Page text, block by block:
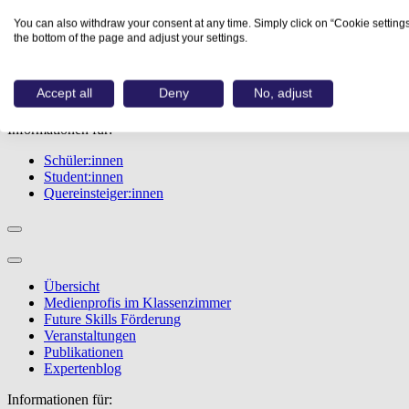
Übersicht
Berufe
Studiengänge
Berufstest
Bewerbungstipps
Informationen für:
Schüler:innen
Student:innen
Quereinsteiger:innen
Übersicht
Medienprofis im Klassenzimmer
Future Skills Förderung
Veranstaltungen
Publikationen
Expertenblog
Informationen für:
You can also withdraw your consent at any time. Simply click on “Cookie
the bottom of the page and adjust your settings.
Accept all Deny No, adjust